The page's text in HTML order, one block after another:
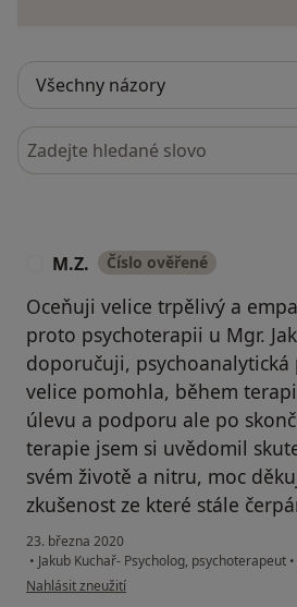
Hledejte v názorech
M.Z. Číslo ověřené
Oceňuji velice trpělivý a
proto psychoterapii u Mgr.
doporučuji, psychoanalytická
velice pomohla, během
úlevu a podporu ale po
terapie jsem si uvědomil
svém životě a nitru, moc
zkušenost ze které stále
23. března 2020
• Jakub Kuchař- Psycholog, psychoterapeut •
podle názoru uživatele M.Z.
Nahlásit zneužití